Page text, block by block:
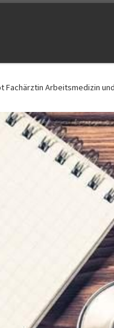
Fachärztin Arbeitsmedizin